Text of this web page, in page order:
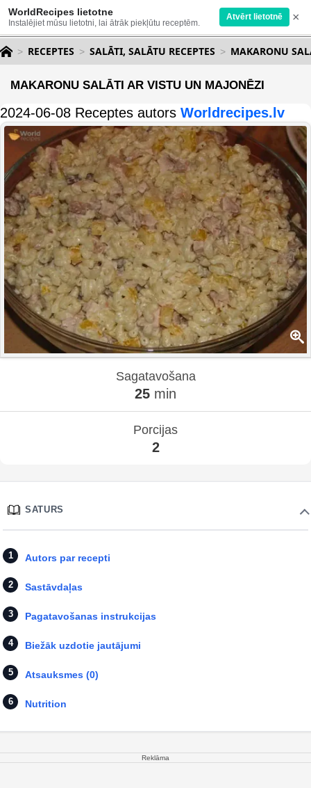
WorldRecipes lietotne
Instalējiet mūsu lietotni, lai ātrāk piekļūtu receptēm.
Atvērt lietotnē ×
RECEPTES SALĀTI, SALĀTU RECEPTES MAKARONU
MAKARONU SALĀTI AR VISTU UN MAJONĒZI
2024-06-08 Receptes autors Worldrecipes.lv
Sagatavošana
25 min
Porcijas
2
SATURS
Autors par recepti
Sastāvdaļas
Pagatavošanas instrukcijas
Biežāk uzdotie jautājumi
Atsauksmes (0)
Nutrition
Reklāma